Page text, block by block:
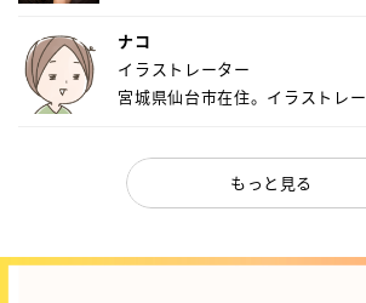
ナコ
イラストレーター
宮城県仙台市在住。イラストレ
もっと見る